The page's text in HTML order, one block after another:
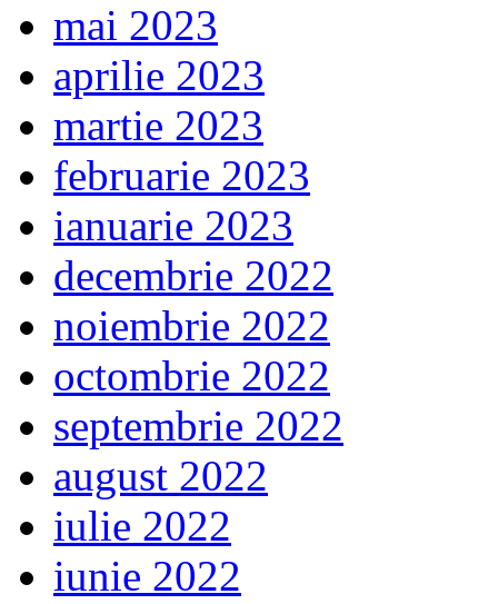
mai 2023
aprilie 2023
martie 2023
februarie 2023
ianuarie 2023
decembrie 2022
noiembrie 2022
octombrie 2022
septembrie 2022
august 2022
iulie 2022
iunie 2022